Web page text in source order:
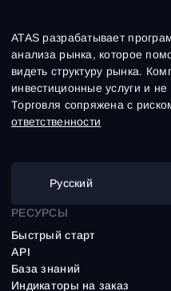
ATAS разрабатывает
анализа рынка, которое
видеть структуру рынка.
инвестиционные услуги и
Торговля сопряжена с
ответственности
Русский
РЕСУРСЫ
Быстрый старт
API
База знаний
Индикаторы на заказ